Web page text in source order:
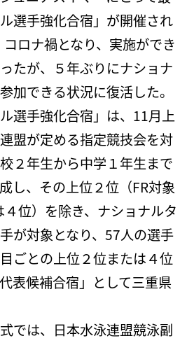
選手強化合宿」が開催され
ロナ禍となり、実施ができ
たが、５年ぶりにナショナ
加できる状況に復活した。
選手強化合宿」は、11月上
盟が定める指定競技会を対
２年生から中学１年生まで
し、その上位２位（FR対象
位）を除き、ナショナルタ
が対象となり、57人の選手
ごとの上位２位または４位
表候補合宿」として三重県
では、日本水泳連盟競泳副